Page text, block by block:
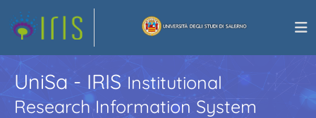
UniSa - IRISInstitutional
Research Information System